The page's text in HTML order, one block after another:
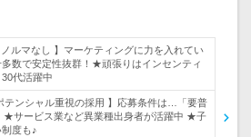
ノルマなし 】マーケティングに力を入れてい
数で安定性抜群！★頑張りはインセンティ
代活躍中
テンシャル重視の採用 】応募条件は…「要普
★サービス業など異業種出身者が活躍中 ★子
度も♪